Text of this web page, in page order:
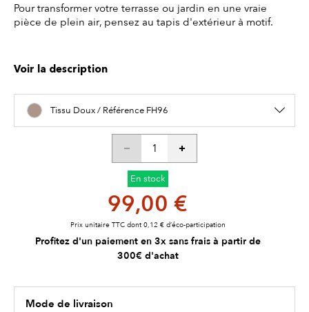
Pour transformer votre terrasse ou jardin en une vraie
pièce de plein air, pensez au tapis d'extérieur à motif.
Voir la description
Tissu Doux / Référence FH96
En stock
99,00 €
Prix unitaire TTC dont 0,12 € d’éco-participation
Profitez d'un paiement en 3x sans frais à partir de
300€ d'achat
Mode de livraison